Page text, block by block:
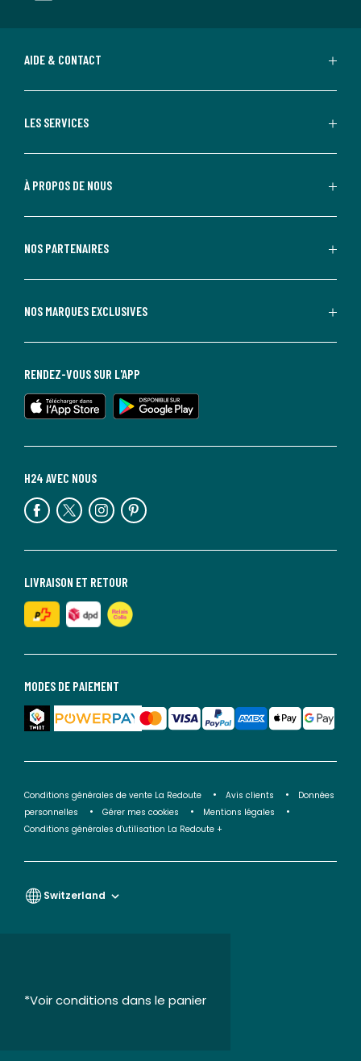
AIDE & CONTACT
LES SERVICES
À PROPOS DE NOUS
NOS PARTENAIRES
NOS MARQUES EXCLUSIVES
MODES DE PAIEMENT
LIVRAISON ET RETOUR
H24 AVEC NOUS
RENDEZ-VOUS SUR L'APP
Conditions générales de vente La Redoute Avis clients
Données
personnelles
Gérer mes cookies
Mentions légales
Conditions générales d'utilisation La Redoute +
Switzerland
*Voir conditions dans le panier